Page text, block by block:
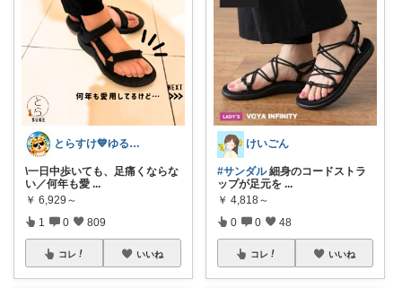
とらすけ💙ゆるミニマリストの愛用品
\一日中歩いても、足痛くならな
い／何年も愛 ...
￥ 6,929～
1 0 809
コレ いいね
けいごん
#サンダル細身のコードストラ
ップが足元を ...
￥ 4,818～
0 0 48
コレ いいね